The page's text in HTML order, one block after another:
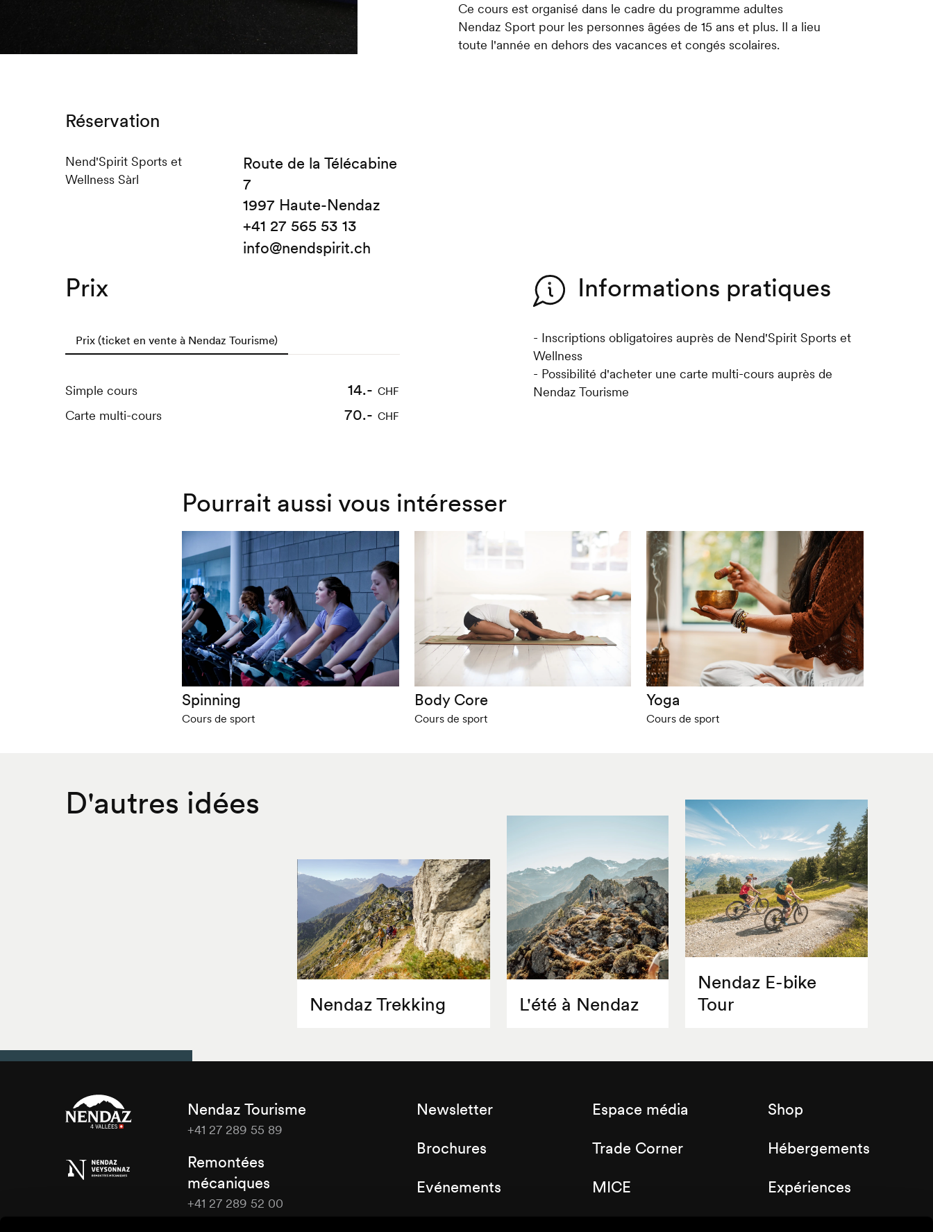
Ce cours est organisé dans le cadre du programme adultes
Nendaz Sport pour les personnes âgées de 15 ans et plus. Il a lieu
toute l'année en dehors des vacances et congés scolaires.
Réservation
Nend'Spirit Sports et
Wellness Sàrl
Route de la Télécabine
7
1997 Haute-Nendaz
+41 27 565 53 13
info@nendspirit.ch
Prix
Prix (ticket en vente à Nendaz Tourisme)
Simple cours 14.- CHF
Carte multi-cours 70.- CHF
Informations pratiques
- Inscriptions obligatoires auprès de Nend'Spirit Sports et
Wellness
- Possibilité d'acheter une carte multi-cours auprès de
Nendaz Tourisme
Pourrait aussi vous intéresser
Spinning
Cours de sport
Body Core
Cours de sport
Yoga
Cours de sport
D'autres idées
Nendaz Trekking L'été à Nendaz
Nendaz E-bike
Tour
Tourisme
Nendaz Tourisme
+41 27 289 55 89
Remontées
mécaniques
+41 27 289 52 00
Newsletter
Brochures
Evénements
Espace média
Trade Corner
MICE
Shop
Hébergements
Expériences